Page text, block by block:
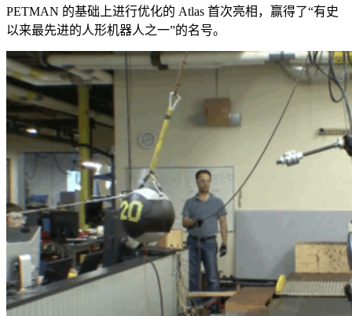
PETMAN 的基础上进行优化的 Atlas 首次亮相，赢得了“有史
以来最先进的人形机器人之一”的名号。